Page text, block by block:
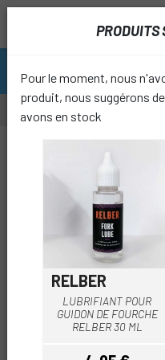
PRODUITS
Pour le moment, nous
produit, nous suggérons
avons en stock
RELBER
LUBRIFIANT POUR
GUIDON DE FOURCHE
RELBER 30 ML